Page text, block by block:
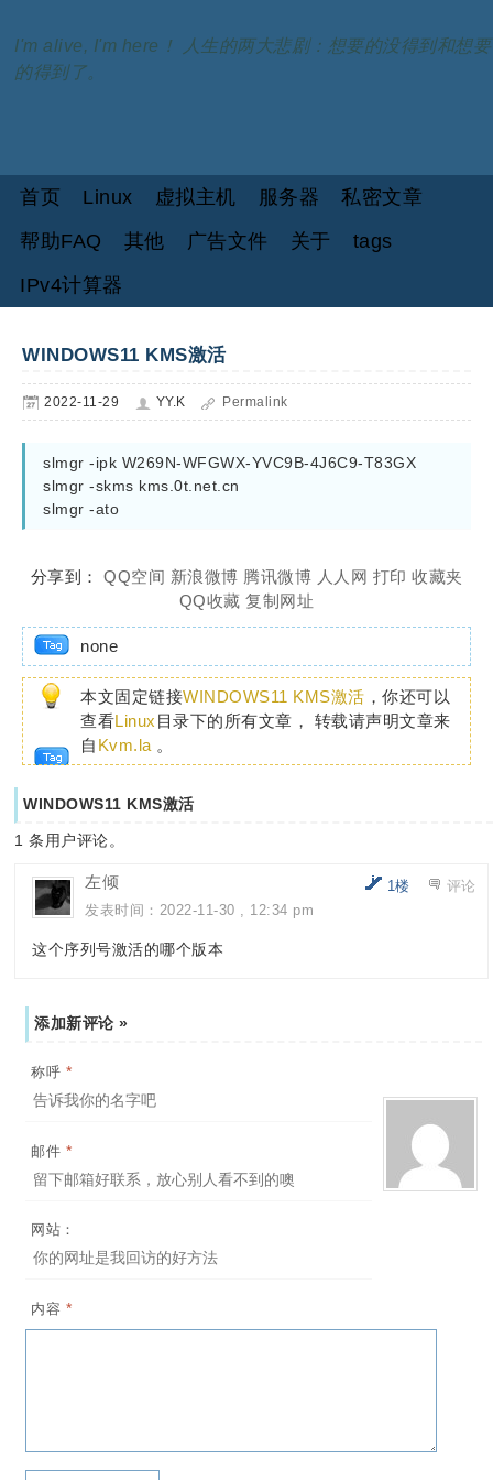
I'm alive, I'm here！ 人生的两大悲剧：想要的没得到和想要
的得到了。
首页 Linux 虚拟主机 服务器
私密文章
帮助FAQ
其他 广告文件 关于
tags
IPv4计算器
WINDOWS11 KMS激活
2022-11-29 YY.K Permalink
slmgr -ipk W269N-WFGWX-YVC9B-4J6C9-T83GX
slmgr -skms kms.0t.net.cn
分享到： QQ空间 新浪微博 腾讯微博 人人网 打印 收藏夹
QQ收藏 复制网址
none
本文固定链接WINDOWS11 KMS激活 ，你还可以
查看Linux 目录下的所有文章， 转载请声明文章来
自 Kvm.la 。
WINDOWS11 KMS激活
1 条用户评论。
左倾
评论
发表时间：2022-11-30 , 12:34 pm
1楼
这个序列号激活的哪个版本
添加新评论 »
称呼 *
邮件 *
网站：
内容 *